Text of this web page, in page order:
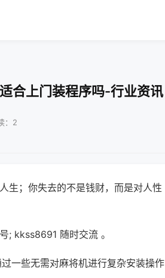
合上门装程序吗-行业资讯
：2
生；你失去的不是钱财，而是对人性
; kkss8691 随时交流 。
一些无需对麻将机进行复杂安装操作